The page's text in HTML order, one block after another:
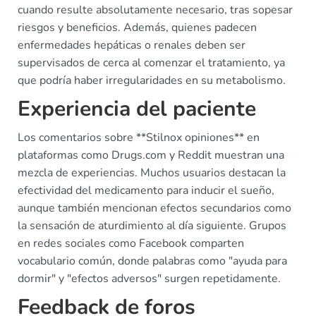
cuando resulte absolutamente necesario, tras sopesar
riesgos y beneficios. Además, quienes padecen
enfermedades hepáticas o renales deben ser
supervisados de cerca al comenzar el tratamiento, ya
que podría haber irregularidades en su metabolismo.
Experiencia del paciente
Los comentarios sobre **Stilnox opiniones** en
plataformas como Drugs.com y Reddit muestran una
mezcla de experiencias. Muchos usuarios destacan la
efectividad del medicamento para inducir el sueño,
aunque también mencionan efectos secundarios como
la sensación de aturdimiento al día siguiente. Grupos
en redes sociales como Facebook comparten
vocabulario común, donde palabras como "ayuda para
dormir" y "efectos adversos" surgen repetidamente.
Feedback de foros